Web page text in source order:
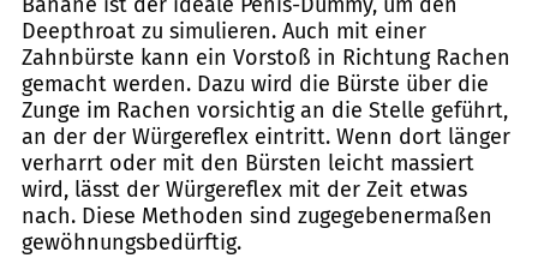
Deepthroat zu simulieren. Auch mit einer
Zahnbürste kann ein Vorstoß in Richtung Rachen
gemacht werden. Dazu wird die Bürste über die
Zunge im Rachen vorsichtig an die Stelle geführt,
an der der Würgereflex eintritt. Wenn dort länger
verharrt oder mit den Bürsten leicht massiert
wird, lässt der Würgereflex mit der Zeit etwas
nach. Diese Methoden sind zugegebenermaßen
gewöhnungsbedürftig.